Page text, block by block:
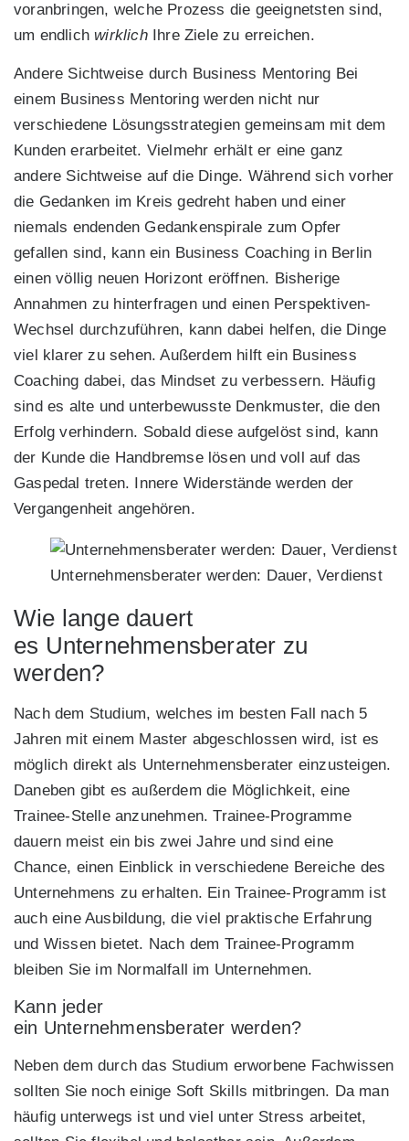
voranbringen, welche Prozess die geeignetsten sind,
um endlichwirklichIhre Ziele zu erreichen.
Andere Sichtweise durch Business Mentoring Bei
einem Business Mentoring werden nicht nur
verschiedene Lösungsstrategien gemeinsam mit dem
Kunden erarbeitet. Vielmehr erhält er eine ganz
andere Sichtweise auf die Dinge. Während sich vorher
die Gedanken im Kreis gedreht haben und einer
niemals endenden Gedankenspirale zum Opfer
gefallen sind, kann ein Business Coaching in Berlin
einen völlig neuen Horizont eröffnen. Bisherige
Annahmen zu hinterfragen und einen Perspektiven-
Wechsel durchzuführen, kann dabei helfen, die Dinge
viel klarer zu sehen. Außerdem hilft ein Business
Coaching dabei, das Mindset zu verbessern. Häufig
sind es alte und unterbewusste Denkmuster, die den
Erfolg verhindern. Sobald diese aufgelöst sind, kann
der Kunde die Handbremse lösen und voll auf das
Gaspedal treten. Innere Widerstände werden der
Vergangenheit angehören.
Unternehmensberater werden: Dauer, Verdienst
Wie lange dauert
es Unternehmensberater zu
werden?
Nach dem Studium, welches im besten Fall nach 5
Jahren mit einem Master abgeschlossen wird, ist es
möglich direkt als Unternehmensberater einzusteigen.
Daneben gibt es außerdem die Möglichkeit, eine
Trainee-Stelle anzunehmen. Trainee-Programme
dauern meist ein bis zwei Jahre und sind eine
Chance, einen Einblick in verschiedene Bereiche des
Unternehmens zu erhalten. Ein Trainee-Programm ist
auch eine Ausbildung, die viel praktische Erfahrung
und Wissen bietet. Nach dem Trainee-Programm
bleiben Sie im Normalfall im Unternehmen.
Kann jeder
ein Unternehmensberater werden?
Neben dem durch das Studium erworbene Fachwissen
sollten Sie noch einige Soft Skills mitbringen. Da man
häufig unterwegs ist und viel unter Stress arbeitet,